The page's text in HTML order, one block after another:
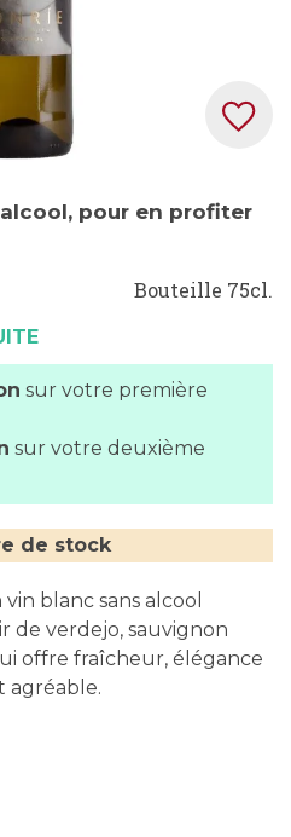
pour en profiter
Bouteille 75cl.
sur votre première
sur votre deuxième
de stock
blanc sans alcool
de verdejo, sauvignon
offre fraîcheur, élégance
agréable.